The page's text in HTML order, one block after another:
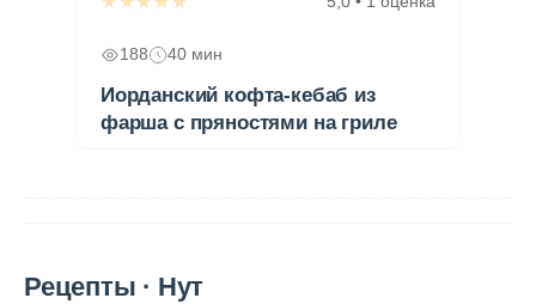
188 40 мин
Иорданский кофта-кебаб из
фарша с пряностями на гриле
Рецепты · Нут